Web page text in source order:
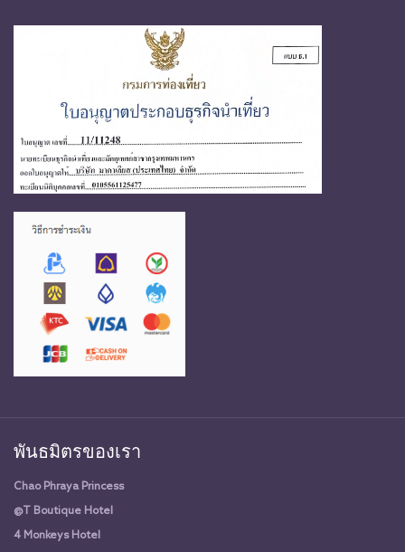
พันธมิตรของเรา
Chao Phraya Princess
@T Boutique Hotel
4 Monkeys Hotel